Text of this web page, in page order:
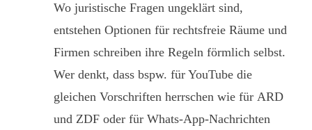
Wo juristische Fragen ungeklärt sind,
entstehen Optionen für rechtsfreie Räume und
Firmen schreiben ihre Regeln förmlich selbst.
Wer denkt, dass bspw. für YouTube die
gleichen Vorschriften herrschen wie für ARD
und ZDF oder für Whats-App-Nachrichten